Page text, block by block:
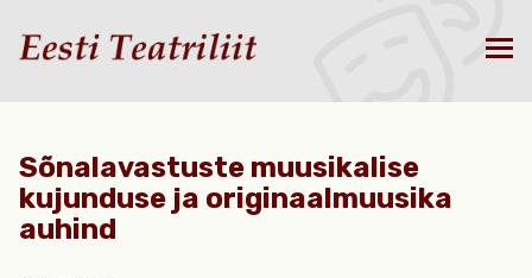
Sõnalavastuste muusikalise
kujunduse ja originaalmuusika
auhind